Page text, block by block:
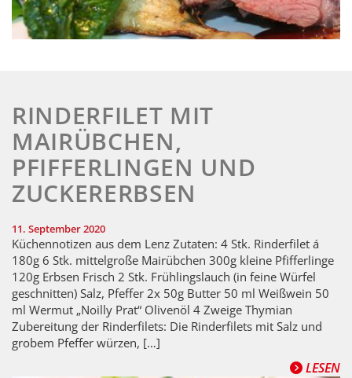
RINDERFILET MIT
MAIRÜBCHEN,
PFIFFERLINGEN UND
ZUCKERERBSEN
11. September 2020
Küchennotizen aus dem Lenz Zutaten: 4 Stk. Rinderfilet á
180g 6 Stk. mittelgroße Mairübchen 300g kleine Pfifferlinge
120g Erbsen Frisch 2 Stk. Frühlingslauch (in feine Würfel
geschnitten) Salz, Pfeffer 2x 50g Butter 50 ml Weißwein 50
ml Wermut „Noilly Prat“ Olivenöl 4 Zweige Thymian
Zubereitung der Rinderfilets: Die Rinderfilets mit Salz und
grobem Pfeffer würzen, […]
LESEN